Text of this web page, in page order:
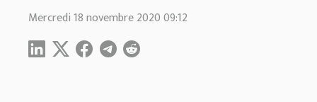
Mercredi 18 novembre 2020 09:12